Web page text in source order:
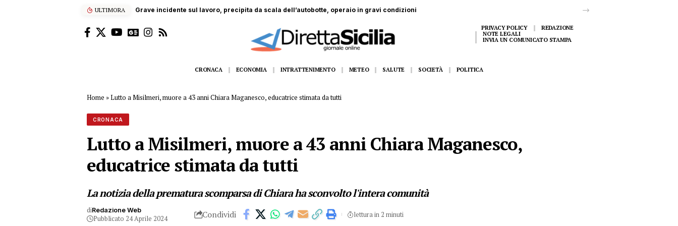
ULTIMORA “Enjoy’s Jazz… e non solo”: dall’11 al 14 agosto Gangi appuntamento con la grande musica dal vivo
PRIVACY POLICY
REDAZIONE
NOTE LEGALI
INVIA UN COMUNICATO STAMPA
CRONACA ECONOMIA INTRATTENIMENTO METEO SALUTE SOCIETÀ POLITICA
Home »Lutto a Misilmeri, muore a 43 anni Chiara Maganesco, educatrice stimata da tutti
CRONACA
Lutto a Misilmeri, muore a 43 anni Chiara Maganesco,
educatrice stimata da tutti
La notizia della prematura scomparsa di Chiara ha sconvolto l'intera comunità
diRedazione Web
Pubblicato 24 Aprile 2024 Condividi lettura in 2 minuti